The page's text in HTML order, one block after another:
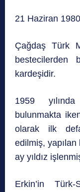
21 Haziran
Çağdaş Türk
bestecilerden
kardeşidir.
1959
bulunmakta
olarak ilk
edilmiş,
ay yıldız
Erkin’in